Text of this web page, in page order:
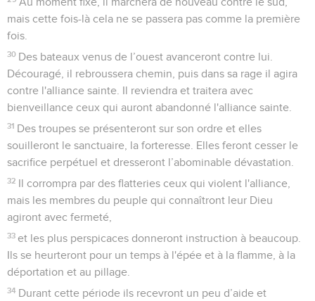
mais cette fois-là cela ne se passera pas comme la première
fois.
30 Des bateaux venus de l’ouest avanceront contre lui.
Découragé, il rebroussera chemin, puis dans sa rage il agira
contre l'alliance sainte. Il reviendra et traitera avec
bienveillance ceux qui auront abandonné l'alliance sainte.
31 Des troupes se présenteront sur son ordre et elles
souilleront le sanctuaire, la forteresse. Elles feront cesser le
sacrifice perpétuel et dresseront l’abominable dévastation.
32 Il corrompra par des flatteries ceux qui violent l'alliance,
mais les membres du peuple qui connaîtront leur Dieu
agiront avec fermeté,
33 et les plus perspicaces donneront instruction à beaucoup.
Ils se heurteront pour un temps à l'épée et à la flamme, à la
déportation et au pillage.
34 Durant cette période ils recevront un peu d’aide et